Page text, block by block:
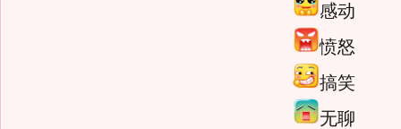
感动
愤怒
搞笑
无聊